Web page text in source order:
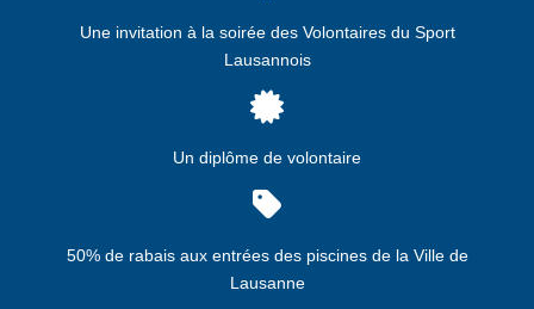
Une invitation à la soirée des Volontaires du Sport
Lausannois
Un diplôme de volontaire
50% de rabais aux entrées des piscines de la Ville de
Lausanne